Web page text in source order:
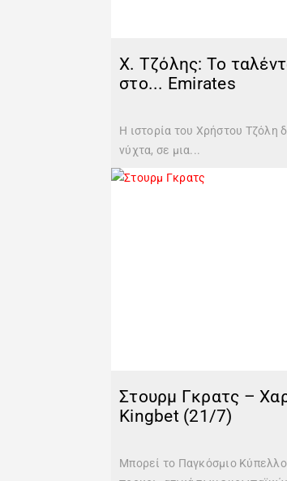
Χ. Τζόλης: Το
στο... Emirates
Η ιστορία του Χρήστου Τζόλη
νύχτα, σε μια...
Στουρμ Γκρατς –
Kingbet (21/7)
Μπορεί το Παγκόσμιο Κύπελλο